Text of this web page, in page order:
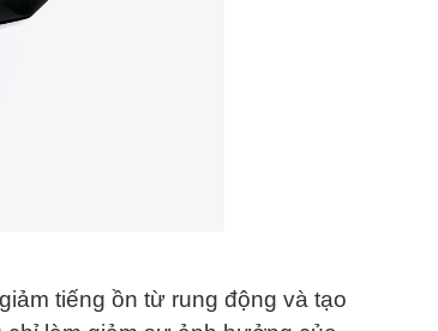
tiếng ồn từ rung động và tạo